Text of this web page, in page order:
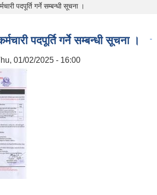
पदपूर्ति गर्ने सम्बन्धी सूचना ।
पदपूर्ति गर्ने सम्बन्धी सूचना ।
01/02/2025 - 16:00